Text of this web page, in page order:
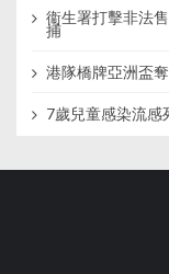
衞生署打擊非法
捕
港隊橋牌亞洲盃
7歲兒童感染流